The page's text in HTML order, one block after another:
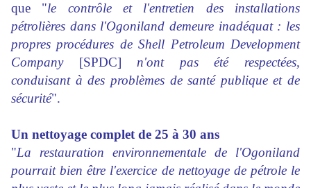
que "le contrôle et l'entretien des installations
pétrolières dans l'Ogoniland demeure inadéquat : les
propres procédures de Shell Petroleum Development
Company[SPDC] n'ont pas été respectées,
conduisant à des problèmes de santé publique et de
sécurité".
Un nettoyage complet de 25 à 30 ans
"La restauration environnementale de l'Ogoniland
pourrait bien être l'exercice de nettoyage de pétrole le